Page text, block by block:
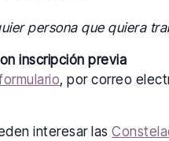
persona que quiera
inscripción previa
, por correo
interesar las